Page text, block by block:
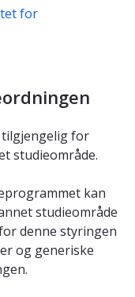
for
for
studieområde.
kan
studieområde
denne styringen
og generiske